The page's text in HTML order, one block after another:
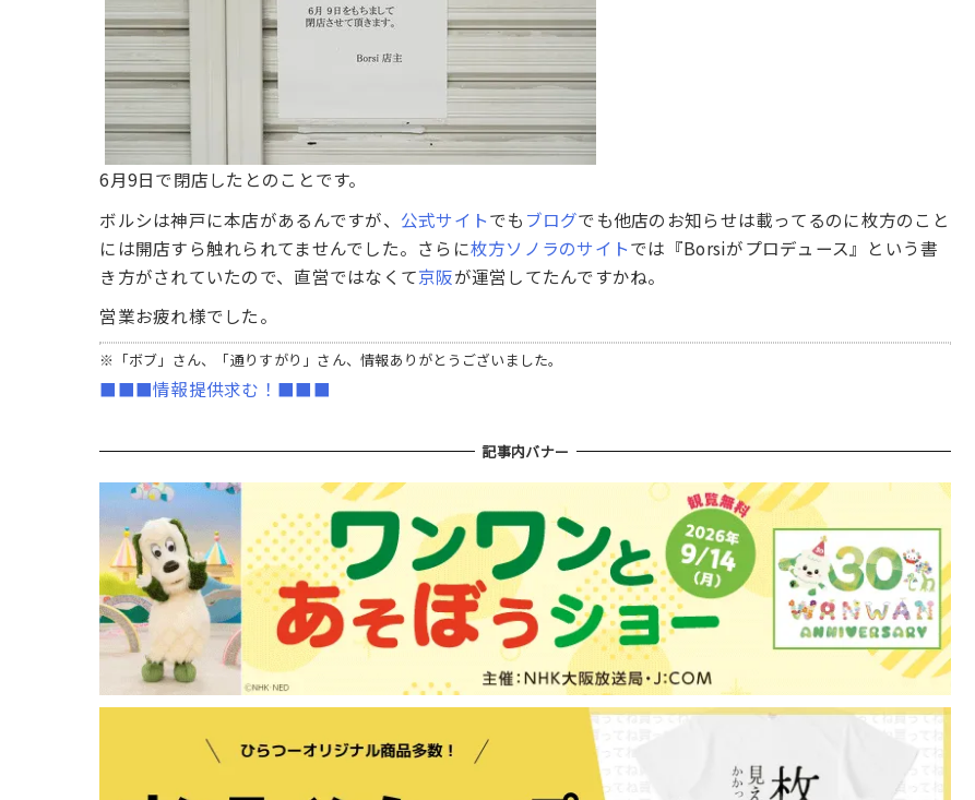
6月9日で閉店したとのことです。
ボルシは神戸に本店があるんですが、 公式サイトでも ブログでも他店のお知らせは載ってるのに枚方のこと
には開店すら触れられてませんでした。さらに枚方ソノラのサイトでは『Borsiがプロデュース』という書
き方がされていたので、直営ではなくて京阪が運営してたんですかね。
営業お疲れ様でした。
※「ボブ」さん、「通りすがり」さん、情報ありがとうございました。
■■■情報提供求む！■■■
記事内バナー